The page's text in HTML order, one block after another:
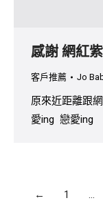
感謝 網紅
客戶推薦 Jo
原來近距離跟
愛ing 戀愛ing
← 1 …